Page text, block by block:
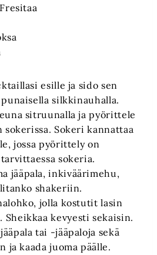
esille ja sido sen
silkkinauhalla.
sitruunalla ja pyörittele
sokerissa. Sokeri kannattaa
jossa pyörittely on
sokeria.
jääpala, inkiväärimehu,
shakeriin.
jolla kostutit lasin
Sheikkaa kevyesti sekaisin.
tai -jääpaloja sekä
ja kaada juoma päälle.